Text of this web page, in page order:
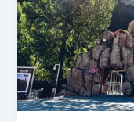
Chine
:
Les
principales
tendances
qui